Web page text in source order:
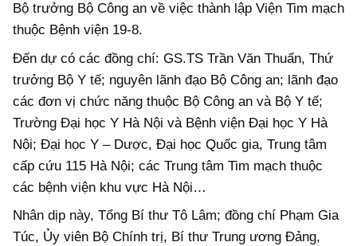
Bộ trưởng Bộ Công an về việc thành lập Viện Tim mạch
thuộc Bệnh viện 19-8.
Đến dự có các đồng chí: GS.TS Trần Văn Thuấn, Thứ
trưởng Bộ Y tế; nguyên lãnh đạo Bộ Công an; lãnh đạo
các đơn vị chức năng thuộc Bộ Công an và Bộ Y tế;
Trường Đại học Y Hà Nội và Bệnh viện Đại học Y Hà
Nội; Đại học Y – Dược, Đại học Quốc gia, Trung tâm
cấp cứu 115 Hà Nội; các Trung tâm Tim mạch thuộc
các bệnh viện khu vực Hà Nội…
Nhân dịp này, Tổng Bí thư Tô Lâm; đồng chí Phạm Gia
Túc, Ủy viên Bộ Chính trị, Bí thư Trung ương Đảng,